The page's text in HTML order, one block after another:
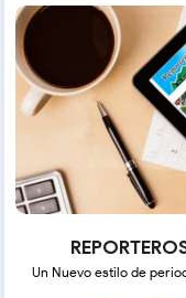
Un Nuevo estilo de